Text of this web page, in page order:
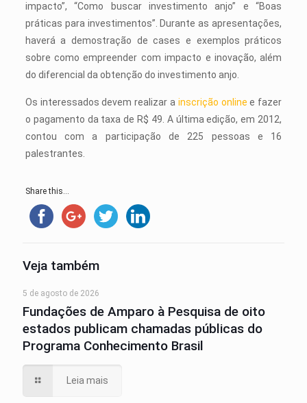
impacto”, “Como buscar investimento anjo” e “Boas
práticas para investimentos”. Durante as apresentações,
haverá a demostração de cases e exemplos práticos
sobre como empreender com impacto e inovação, além
do diferencial da obtenção do investimento anjo.
Os interessados devem realizar a inscrição online e fazer
o pagamento da taxa de R$ 49. A última edição, em 2012,
contou com a participação de 225 pessoas e 16
palestrantes.
Share this...
Veja também
5 de agosto de 2026
Fundações de Amparo à Pesquisa de oito
estados publicam chamadas públicas do
Programa Conhecimento Brasil
Leia mais